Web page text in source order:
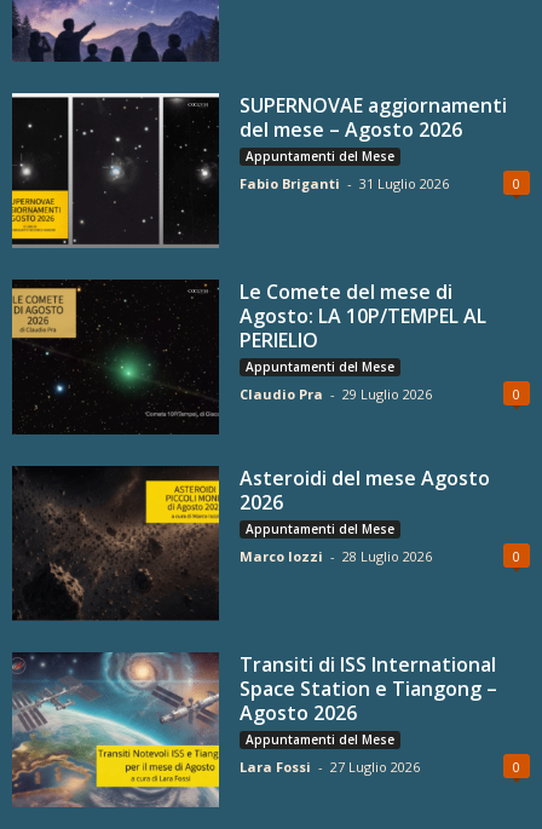
SUPERNOVAE aggiornamenti
del mese – Agosto 2026
Appuntamenti del Mese
Fabio Briganti - 31 Luglio 2026 0
Le Comete del mese di
Agosto: LA 10P/TEMPEL AL
PERIELIO
Appuntamenti del Mese
Claudio Pra - 29 Luglio 2026 0
Asteroidi del mese Agosto
2026
Appuntamenti del Mese
Marco Iozzi - 28 Luglio 2026 0
Transiti di ISS International
Space Station e Tiangong –
Agosto 2026
Appuntamenti del Mese
Lara Fossi - 27 Luglio 2026 0